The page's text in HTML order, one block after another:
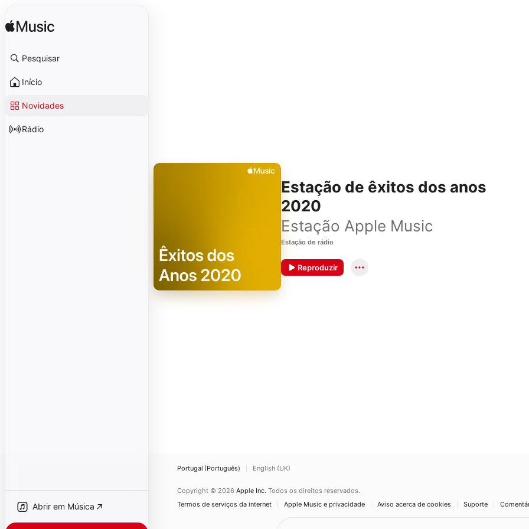
Pesquisar
Início
Novidades
Rádio
Abrir em Música
Estação de êxitos dos anos
2020
Estação Apple Music
Estação de rádio
Reproduzir
Portugal (Português) English (UK)
Copyright © 2026 Apple Inc. Todos os direitos reservados.
Termos de serviços da internet
Apple Music e privacidade Aviso acerca de cookies Suporte